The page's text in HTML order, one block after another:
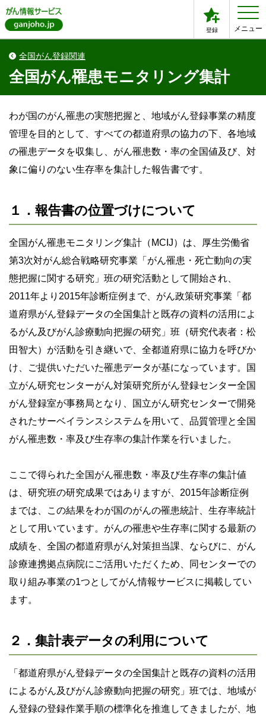
登録 メニュー
全国がん登録関連
全国がん罹患モニタリング集計
わが国のがん罹患の実態把握と、地域がん登録事業の精度
管理を目的として、すべての都道府県の協力の下、各地域
の罹患データを収集し、がん罹患数・率の全国値及び、対
象に偏りのない生存率を集計した報告書です。
１．報告書の位置づけについて
全国がん罹患モニタリング集計（MCIJ）は、厚生労働省
第3次対がん総合戦略研究事業「がん罹患・死亡動向の実
態把握に関する研究」班の研究活動として開始され、
2011年より2015年診断症例まで、がん政策研究事業「都
道府県がん登録データの全国集計と既存の資料の活用によ
るがん及びがん診療動向把握の研究」班（研究代表者：松
田智大）が活動を引き継いで、全都道府県に協力を呼びか
け、ご提供いただいた罹患データが基になっています。国
立がん研究センターがん対策研究所がん登録センター全国
がん登録室が事務局となり、国立がん研究センターで開発
されたサーベイランスシステムを用いて、品質管理と全国
がん罹患数・率及び生存率の集計作業を行いました。
ここで得られた全国がん罹患数・率及び生存率の集計値
は、研究班の研究成果ではありますが、2015年診断症例
までは、この結果をわが国のがんの罹患統計、生存率統計
として用いています。がんの罹患や生存率に関する最新の
成績を、全国の都道府県がん対策担当課、ならびに、がん
診療連携拠点病院にご活用いただくため、同センターでの
取り組み事業の1つとしてがん情報サービスに掲載してい
ます。
２．集計表データの利用について
「都道府県がん登録データの全国集計と既存の資料の活用
によるがん及びがん診療動向把握の研究」班では、地域が
ん登録の登録作業手順の標準化を推進してきましたが、地